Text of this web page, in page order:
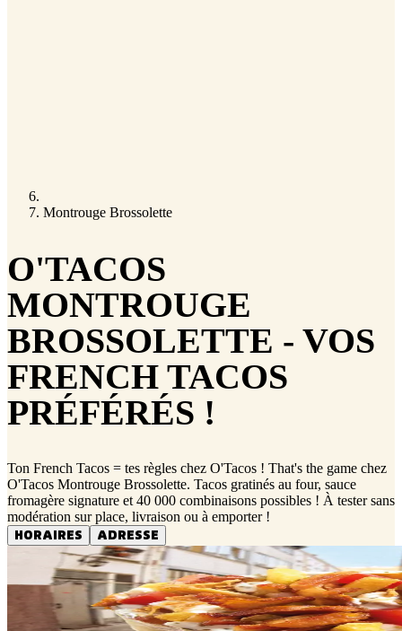
Montrouge Brossolette
O'TACOS
MONTROUGE
BROSSOLETTE - VOS
FRENCH TACOS
PRÉFÉRÉS !
Ton French Tacos = tes règles chez O'Tacos ! That's the game chez
O'Tacos Montrouge Brossolette. Tacos gratinés au four, sauce
fromagère signature et 40 000 combinaisons possibles ! À tester sans
modération sur place, livraison ou à emporter !
HORAIRES
ADRESSE